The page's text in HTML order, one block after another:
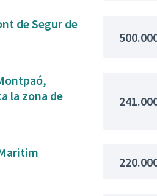
de Segur de
la zona de